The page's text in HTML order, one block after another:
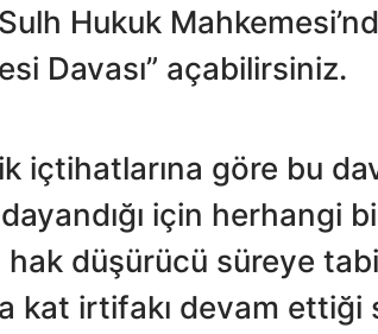
Hukuk
Davası” açabilirsiniz.
içtihatlarına göre bu
için herhangi
hak düşürücü süreye
kat irtifakı devam ettiği